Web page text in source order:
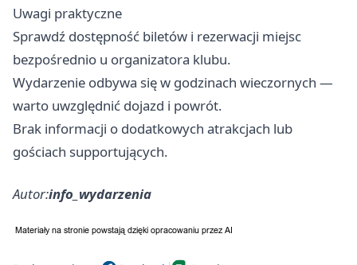
Uwagi praktyczne
Sprawdź dostępność biletów i rezerwacji miejsc
bezpośrednio u organizatora klubu.
Wydarzenie odbywa się w godzinach wieczornych —
warto uwzględnić dojazd i powrót.
Brak informacji o dodatkowych atrakcjach lub
gościach supportujących.
Autor:info_wydarzenia